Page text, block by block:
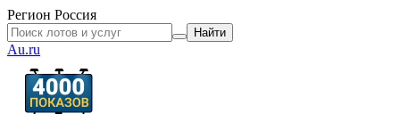
Регион Россия
Найти
Au.ru